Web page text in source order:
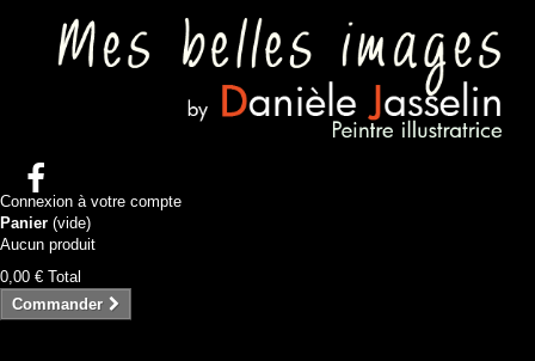
Connexion à votre compte
Panier (vide)
Aucun produit
0,00 € Total
Commander